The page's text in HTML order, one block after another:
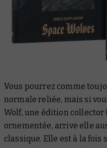
Vous pourrez comme
normale reliée, mais si
Wolf, une édition collector
ornementée, arrive elle
classique. Elle est à la